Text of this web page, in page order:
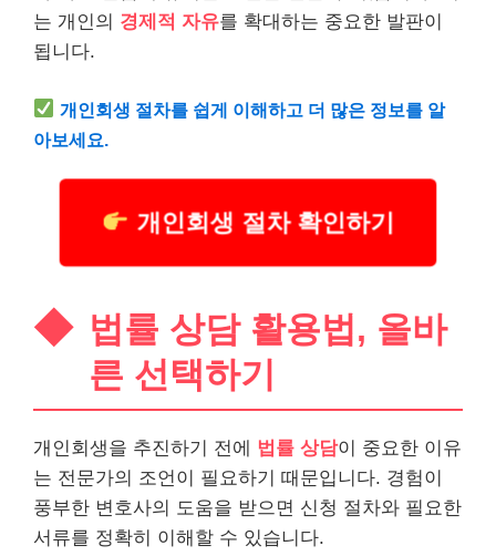
는 개인의 경제적 자유를 확대하는 중요한 발판이
됩니다.
개인회생 절차를 쉽게 이해하고 더 많은 정보를 알
아보세요.
개인회생 절차 확인하기
법률 상담 활용법, 올바
른 선택하기
개인회생을 추진하기 전에 법률 상담이 중요한 이유
는 전문가의 조언이 필요하기 때문입니다. 경험이
풍부한 변호사의 도움을 받으면 신청 절차와 필요한
서류를 정확히 이해할 수 있습니다.